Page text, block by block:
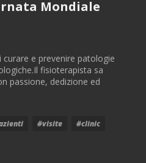
Mondiale
e prevenire patologie
fisioterapista sa
passione, dedizione ed
#visite
#clinic